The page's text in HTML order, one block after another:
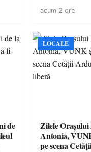
în Țara Oașului
acum 2 ore
de
LOCALE
Zilele
Antonia,
pe scena